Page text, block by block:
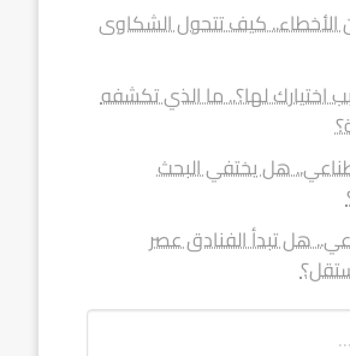
الأخطاء.. كيف تتحول الشكاوى
لها؟.. ما الذي تكشفه
هل يختفي البحث
هل تبدأ الفنادق عصر